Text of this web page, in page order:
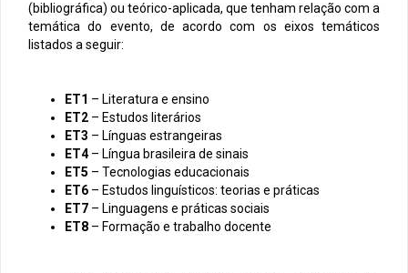
(bibliográfica) ou teórico-aplicada, que tenham relação com a
temática do evento, de acordo com os eixos temáticos
listados a seguir:
ET1 – Literatura e ensino
ET2 – Estudos literários
ET3 – Línguas estrangeiras
ET4– Língua brasileira de sinais
ET5 – Tecnologias educacionais
ET6 – Estudos linguísticos: teorias e práticas
ET7 – Linguagens e práticas sociais
ET8 – Formação e trabalho docente